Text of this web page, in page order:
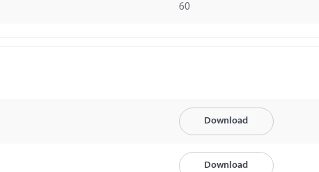
60
Download
Download